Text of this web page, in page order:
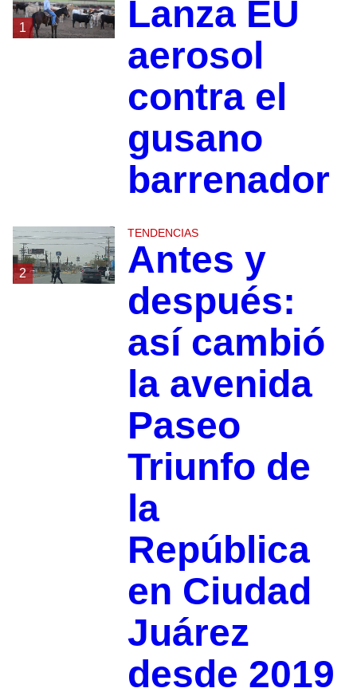
1
Lanza EU
aerosol
contra el
gusano
barrenador
2
TENDENCIAS
Antes y
después:
así cambió
la avenida
Paseo
Triunfo de
la
República
en Ciudad
Juárez
desde 2019